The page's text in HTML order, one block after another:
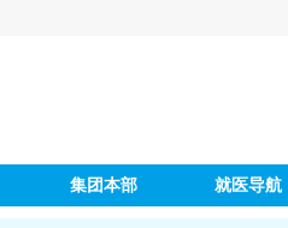
集团本部 就医导航